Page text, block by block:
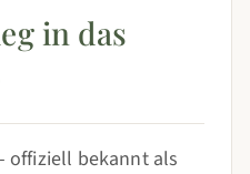
in das
- offiziell bekannt als